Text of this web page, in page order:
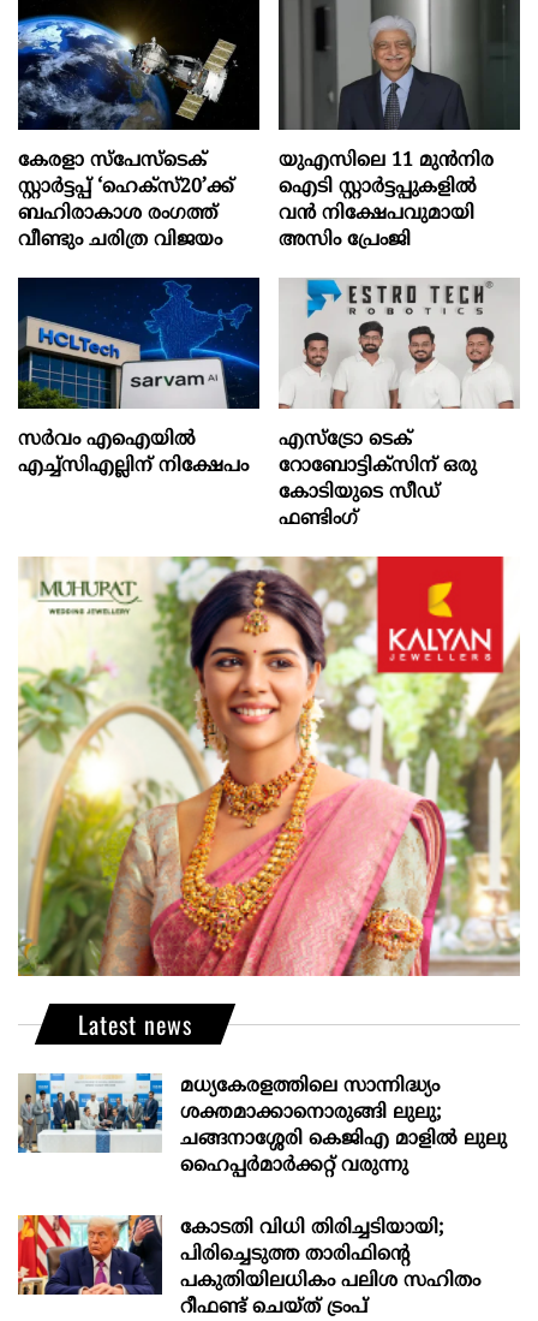
കേരളാ സ്പേസ്ടെക്
സ്റ്റാർട്ടപ്പ് ‘ഹെക്സ്20’ക്ക്
ബഹിരാകാശ രംഗത്ത്
വീണ്ടും ചരിത്ര വിജയം
യുഎസിലെ 11 മുന്‍നിര
ഐടി സ്റ്റാര്‍ട്ടപ്പുകളില്‍
വന്‍ നിക്ഷേപവുമായി
അസിം പ്രേംജി
സർവം എഐയിൽ
എച്ച്സിഎല്ലിന് നിക്ഷേപം
എസ്‌ട്രോ ടെക്
റോബോട്ടിക്‌സിന് ഒരു
കോടിയുടെ സീഡ്
ഫണ്ടിംഗ്
Latest news
മധ്യകേരളത്തിലെ സാന്നിദ്ധ്യം
ശക്തമാക്കാനൊരുങ്ങി ലുലു;
ചങ്ങനാശ്ശേരി കെജിഎ മാളിൽ ലുലു
ഹൈപ്പർമാർക്കറ്റ് വരുന്നു
കോടതി വിധി തിരിച്ചടിയായി;
പിരിച്ചെടുത്ത താരിഫിന്‍റെ
പകുതിയിലധികം പലിശ സഹിതം
റീഫണ്ട് ചെയ്ത് ട്രംപ്